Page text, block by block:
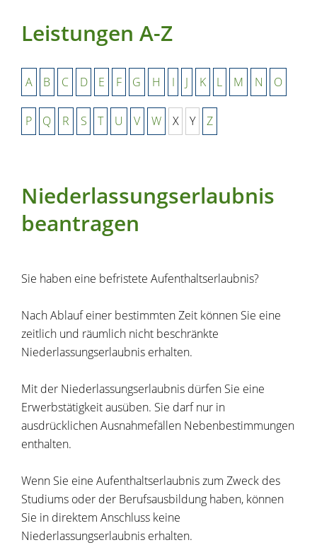
Leistungen A-Z
A B C D E F G H I J K L M N O
P Q R S T U V W X Y Z
Niederlassungserlaubnis
beantragen
Sie haben eine befristete Aufenthaltserlaubnis?
Nach Ablauf einer bestimmten Zeit können Sie eine
zeitlich und räumlich nicht beschränkte
Niederlassungserlaubnis erhalten.
Mit der Niederlassungserlaubnis dürfen Sie eine
Erwerbstätigkeit ausüben. Sie darf nur in
ausdrücklichen Ausnahmefällen Nebenbestimmungen
enthalten.
Wenn Sie eine Aufenthaltserlaubnis zum Zweck des
Studiums oder der Berufsausbildung haben, können
Sie in direktem Anschluss keine
Niederlassungserlaubnis erhalten.